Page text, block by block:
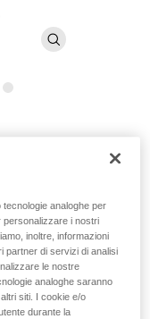
con il
di trasportare un
inclinata. Di facile
ferito. È adatta al
quello effettuato in
analoghe per
personalizzare i nostri
inoltre, informazioni
partner di servizi di analisi
le nostre
analoghe saranno
siti. I cookie e/o
durante la